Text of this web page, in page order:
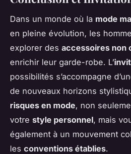
Dans un monde où la mode
en pleine évolution, les
explorer des accessoires non
enrichir leur garde-robe. L’
possibilités s’accompagne
de nouveaux horizons
risques en mode, non
votre style personnel, mais
également à un mouvement
les conventions établies.